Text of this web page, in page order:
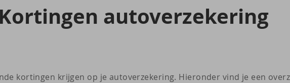
Kor­tin­gen au­to­ver­ze­ke­ring
kortingen krijgen op je autoverzekering. Hieronder vind je een